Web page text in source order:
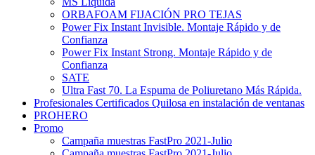
ORBAFOAM FIJACIÓN PRO TEJAS
Power Fix Instant Invisible. Montaje Rápido y de
Confianza
Power Fix Instant Strong. Montaje Rápido y de
Confianza
SATE
Ultra Fast 70. La Espuma de Poliuretano Más Rápida.
Profesionales Certificados Quilosa en instalación de ventanas
PROHERO
Promo
Campaña muestras FastPro 2021-Julio